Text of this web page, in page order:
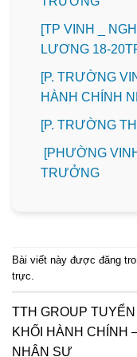
[TP VINH _
LƯƠNG 18-
[P. TRƯỜNG
HÀNH CHÍNH
️[P. TRƯỜNG
[PHƯỜNG
TRƯỞNG
Bài viết này được đăng
trực.
TTH GROUP
KHỐI HÀNH CHÍNH
NHÂN SỰ